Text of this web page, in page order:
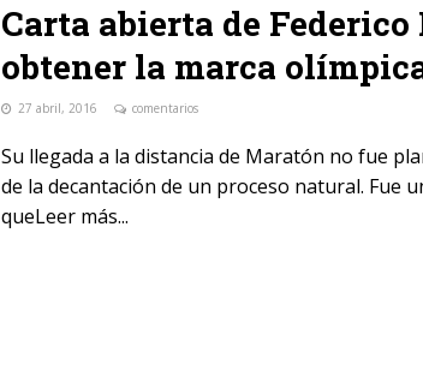
Carta abierta de
obtener la marca
27 abril, 2016 comentarios
Su llegada a la distancia de Maratón no fue
de la decantación de un proceso natural. Fue
queLeer más...